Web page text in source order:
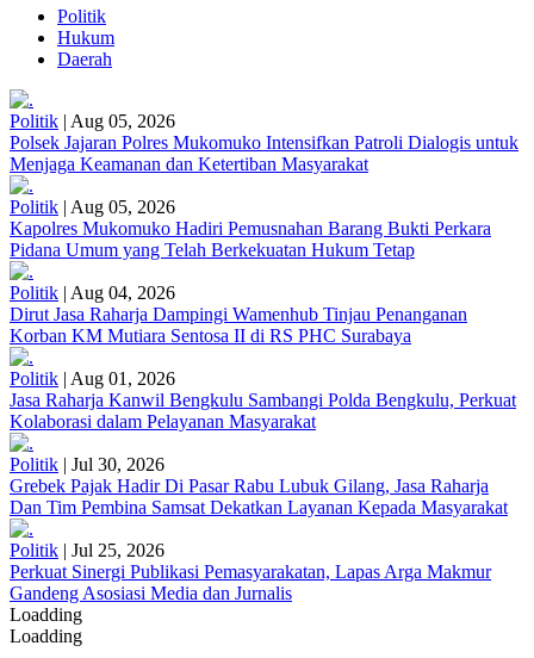
Politik
Hukum
Daerah
Politik | Aug 05, 2026
Polsek Jajaran Polres Mukomuko Intensifkan Patroli Dialogis untuk
Menjaga Keamanan dan Ketertiban Masyarakat
Politik | Aug 05, 2026
Kapolres Mukomuko Hadiri Pemusnahan Barang Bukti Perkara
Pidana Umum yang Telah Berkekuatan Hukum Tetap
Politik | Aug 04, 2026
Dirut Jasa Raharja Dampingi Wamenhub Tinjau Penanganan
Korban KM Mutiara Sentosa II di RS PHC Surabaya
Politik | Aug 01, 2026
Jasa Raharja Kanwil Bengkulu Sambangi Polda Bengkulu, Perkuat
Kolaborasi dalam Pelayanan Masyarakat
Politik | Jul 30, 2026
Grebek Pajak Hadir Di Pasar Rabu Lubuk Gilang, Jasa Raharja
Dan Tim Pembina Samsat Dekatkan Layanan Kepada Masyarakat
Politik | Jul 25, 2026
Perkuat Sinergi Publikasi Pemasyarakatan, Lapas Arga Makmur
Gandeng Asosiasi Media dan Jurnalis
Loadding
Loadding